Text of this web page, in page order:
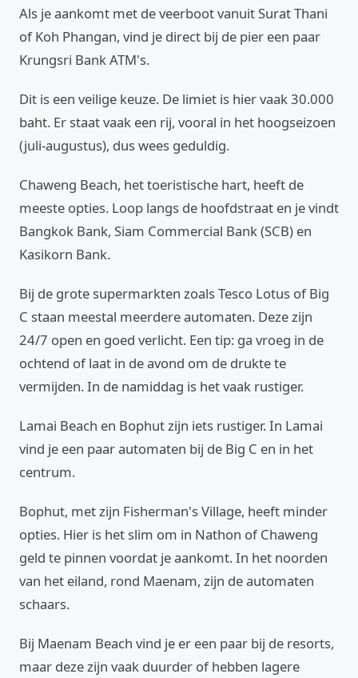
Als je aankomt met de veerboot vanuit Surat Thani
of Koh Phangan, vind je direct bij de pier een paar
Krungsri Bank ATM's.
Dit is een veilige keuze. De limiet is hier vaak 30.000
baht. Er staat vaak een rij, vooral in het hoogseizoen
(juli-augustus), dus wees geduldig.
Chaweng Beach, het toeristische hart, heeft de
meeste opties. Loop langs de hoofdstraat en je vindt
Bangkok Bank, Siam Commercial Bank (SCB) en
Kasikorn Bank.
Bij de grote supermarkten zoals Tesco Lotus of Big
C staan meestal meerdere automaten. Deze zijn
24/7 open en goed verlicht. Een tip: ga vroeg in de
ochtend of laat in de avond om de drukte te
vermijden. In de namiddag is het vaak rustiger.
Lamai Beach en Bophut zijn iets rustiger. In Lamai
vind je een paar automaten bij de Big C en in het
centrum.
Bophut, met zijn Fisherman's Village, heeft minder
opties. Hier is het slim om in Nathon of Chaweng
geld te pinnen voordat je aankomt. In het noorden
van het eiland, rond Maenam, zijn de automaten
schaars.
Bij Maenam Beach vind je er een paar bij de resorts,
maar deze zijn vaak duurder of hebben lagere